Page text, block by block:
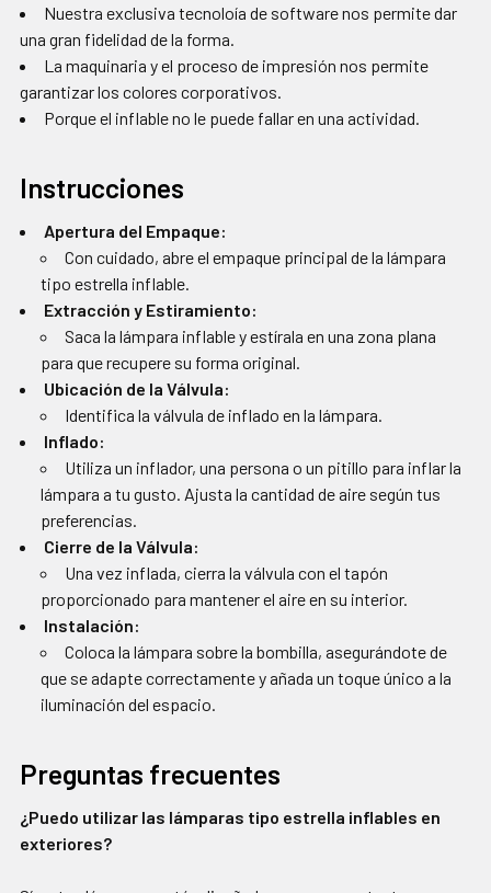
Nuestra exclusiva tecnoloía de software nos permite dar
una gran fidelidad de la forma.
La maquinaria y el proceso de impresión nos permite
garantizar los colores corporativos.
Porque el inflable no le puede fallar en una actividad.
Instrucciones
Apertura del Empaque:
Con cuidado, abre el empaque principal de la lámpara
tipo estrella inflable.
Extracción y Estiramiento:
Saca la lámpara inflable y estírala en una zona plana
para que recupere su forma original.
Ubicación de la Válvula:
Identifica la válvula de inflado en la lámpara.
Inflado:
Utiliza un inflador, una persona o un pitillo para inflar la
lámpara a tu gusto. Ajusta la cantidad de aire según tus
preferencias.
Cierre de la Válvula:
Una vez inflada, cierra la válvula con el tapón
proporcionado para mantener el aire en su interior.
Instalación:
Coloca la lámpara sobre la bombilla, asegurándote de
que se adapte correctamente y añada un toque único a la
iluminación del espacio.
Preguntas frecuentes
¿Puedo utilizar las lámparas tipo estrella inflables en
exteriores?